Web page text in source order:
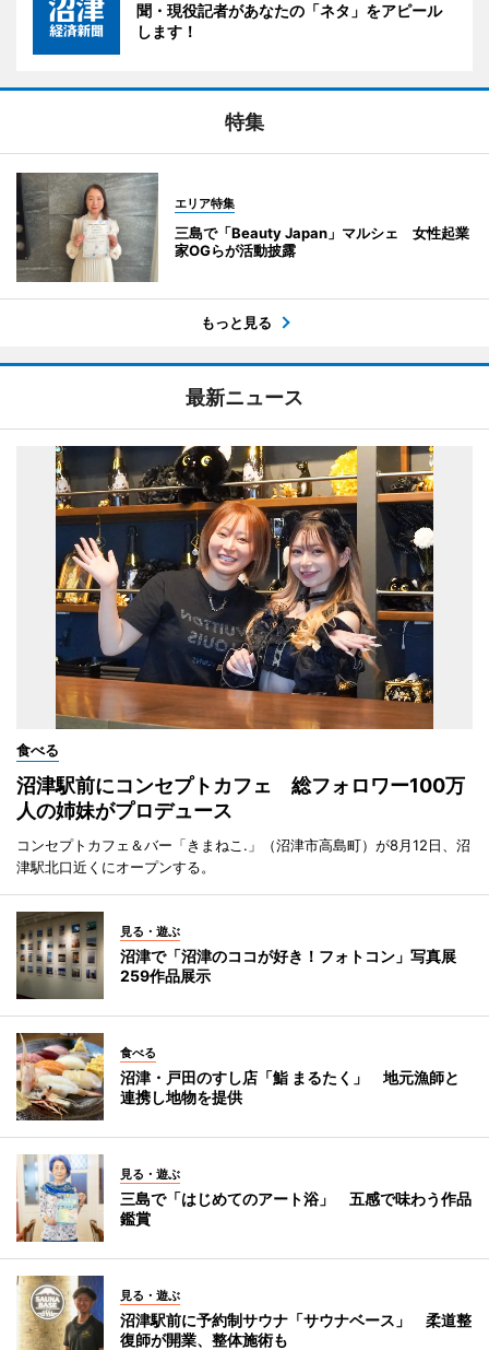
聞・現役記者があなたの「ネタ」をアピール
します！
特集
エリア特集
三島で「Beauty Japan」マルシェ 女性起業
家OGらが活動披露
もっと見る
最新ニュース
食べる
沼津駅前にコンセプトカフェ 総フォロワー100万
人の姉妹がプロデュース
コンセプトカフェ＆バー「きまねこ.」（沼津市高島町）が8月12日、沼
津駅北口近くにオープンする。
見る・遊ぶ
沼津で「沼津のココが好き！フォトコン」写真展
259作品展示
食べる
沼津・戸田のすし店「鮨 まるたく」 地元漁師と
連携し地物を提供
見る・遊ぶ
三島で「はじめてのアート浴」 五感で味わう作品
鑑賞
見る・遊ぶ
沼津駅前に予約制サウナ「サウナベース」 柔道整
復師が開業、整体施術も